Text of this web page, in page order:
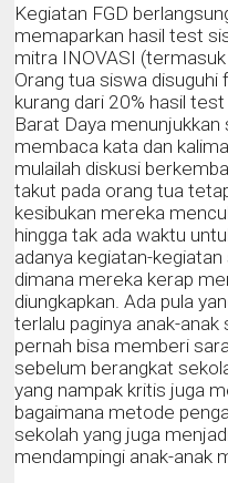
Kegiatan FGD
memaparkan hasil test
mitra INOVASI
Orang tua siswa
kurang dari 20% hasil
Barat Daya
membaca kata dan
mulailah diskusi
takut pada orang tua
kesibukan mereka
hingga tak ada waktu
adanya kegiatan-
dimana mereka kerap
diungkapkan. Ada pula
terlalu paginya anak-
pernah bisa memberi
sebelum berangkat
yang nampak kritis juga
bagaimana metode
sekolah yang juga
mendampingi anak-anak